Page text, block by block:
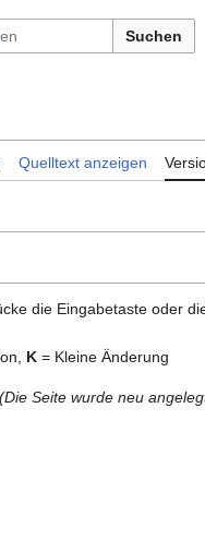
Suchen
Quelltext anzeigen
die Eingabetaste oder
K = Kleine Änderung
Die Seite wurde neu